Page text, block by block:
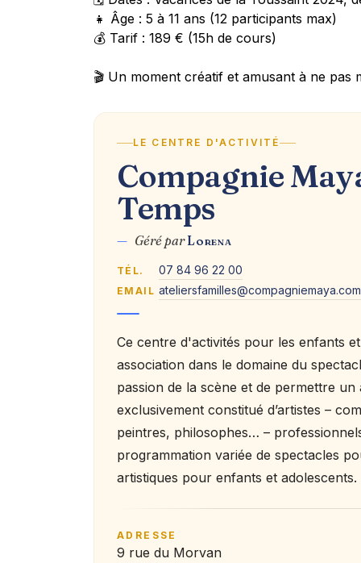
👧 Âge : 5 à 11 ans (12 participants max)
💰 Tarif : 189 € (15h de cours)
🎬 Un moment créatif et amusant à ne pas
LE CENTRE D'ACTIVITÉ
Compagnie
Temps
— Géré par Lorena
TÉL. 07 84 96 22 00
EMAIL ateliersfamilles@compagniemaya.com
Ce centre d'activités pour les enfants
association dans le domaine du
passion de la scène et de permettre
exclusivement constitué d’artistes –
peintres, philosophes… –
programmation variée de spectacles
artistiques pour enfants et adolescents.
ADRESSE
9 rue du Morvan